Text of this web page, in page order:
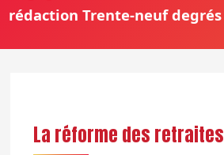
rédaction Trente-neuf degrés
La réforme des retraites